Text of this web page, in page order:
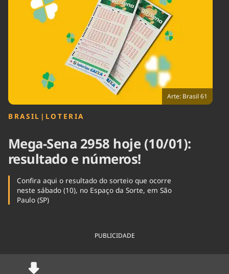
Brasil Mineral
Cultura
Economia
Educação
Infraestrutura
Internacional
Podcast
Política
Saúde
Tempo
Arte: Brasil 61
BRASIL | LOTERIA
Mega-Sena 2958 hoje (10/01):
resultado e números!
Confira aqui o resultado do sorteio que ocorre
neste sábado (10), no Espaço da Sorte, em São
Paulo (SP)
PUBLICIDADE